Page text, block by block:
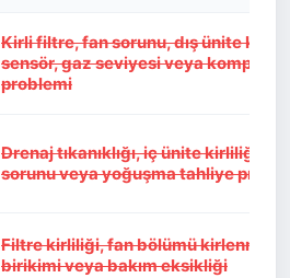
Kirli filtre, fan sorunu, dış ünite
sensör, gaz seviyesi veya
problemi
Drenaj tıkanıklığı, iç ünite kirliliği,
sorunu veya yoğuşma tahliye
Filtre kirliliği, fan bölümü
birikimi veya bakım eksikliği